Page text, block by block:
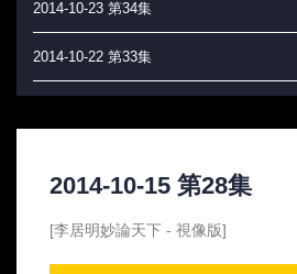
2014-10-23 第34集
2014-10-22 第33集
2014-10-15 第28集
[李居明妙論天下 - 視像版]